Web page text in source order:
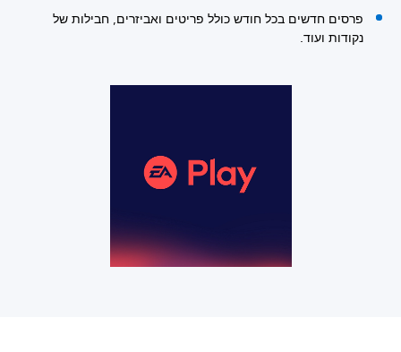
פרסים חדשים בכל חודש כולל פריטים ואביזרים, חבילות של
נקודות ועוד.